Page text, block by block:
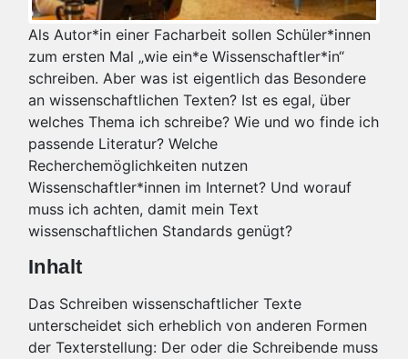
Als Autor*in einer Facharbeit sollen Schüler*innen
zum ersten Mal „wie ein*e Wissenschaftler*in“
schreiben. Aber was ist eigentlich das Besondere
an wissenschaftlichen Texten? Ist es egal, über
welches Thema ich schreibe? Wie und wo finde ich
passende Literatur? Welche
Recherchemöglichkeiten nutzen
Wissenschaftler*innen im Internet? Und worauf
muss ich achten, damit mein Text
wissenschaftlichen Standards genügt?
Inhalt
Das Schreiben wissenschaftlicher Texte
unterscheidet sich erheblich von anderen Formen
der Texterstellung: Der oder die Schreibende muss